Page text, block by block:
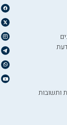
ותשובות